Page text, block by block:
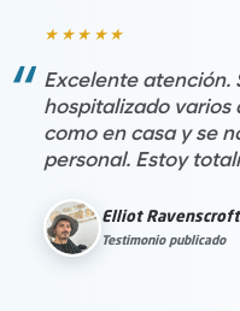
★★★★★
Excelente atención.
hospitalizado varios
como en casa y se
personal. Estoy
Elliot Ravenscroft
Testimonio publicado